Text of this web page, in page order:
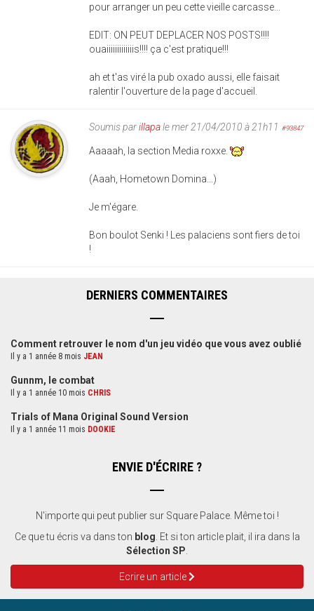
pour arranger un peu cette vieille carcasse...
EDIT: ON PEUT DEPLACER NOS POSTS!!!!
ouaiiiiiiiiiiiiis!!!! ça c'est pratique!!!
ah et t'as viré la pub oxado aussi, elle faisait
ralentir l'ouverture de la page d'accueil.
Soumis parillapale mer 21/04/2010 à 21h11 #93847
Aaaaah, la section Media roxxe.
(Aaah, Hometown Domina...)
Je m'égare.
Bon boulot Senki ! Les palaciens sont fiers de toi
!
DERNIERS COMMENTAIRES
Comment retrouver le nom d'un jeu vidéo que vous avez oublié
Il y a 1 année 8 mois JEAN
Gunnm, le combat
Il y a 1 année 10 mois CHRIS
Trials of Mana Original Sound Version
Il y a 1 année 11 mois DOOKIE
ENVIE D'ÉCRIRE ?
N'importe qui peut publier sur Square Palace. Même toi !
Ce que tu écris va dans ton blog . Et si ton article plait, il ira dans la
Sélection SP
Ecrire un article